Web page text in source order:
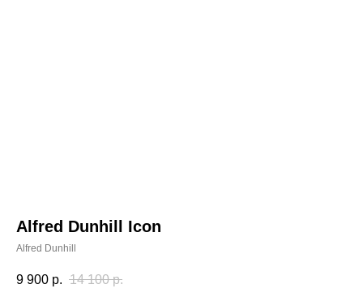
Alfred Dunhill Icon
Alfred Dunhill
9 900 р. 14 100 р.